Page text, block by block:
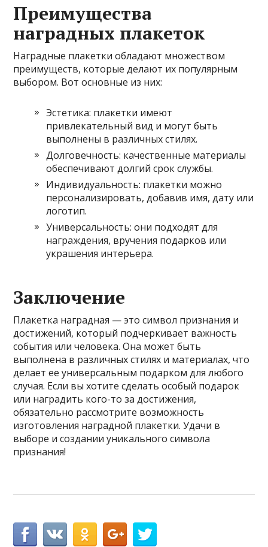
Преимущества
наградных плакеток
Наградные плакетки обладают множеством
преимуществ, которые делают их популярным
выбором. Вот основные из них:
Эстетика: плакетки имеют
привлекательный вид и могут быть
выполнены в различных стилях.
Долговечность: качественные материалы
обеспечивают долгий срок службы.
Индивидуальность: плакетки можно
персонализировать, добавив имя, дату или
логотип.
Универсальность: они подходят для
награждения, вручения подарков или
украшения интерьера.
Заключение
Плакетка наградная — это символ признания и
достижений, который подчеркивает важность
события или человека. Она может быть
выполнена в различных стилях и материалах, что
делает ее универсальным подарком для любого
случая. Если вы хотите сделать особый подарок
или наградить кого-то за достижения,
обязательно рассмотрите возможность
изготовления наградной плакетки. Удачи в
выборе и создании уникального символа
признания!